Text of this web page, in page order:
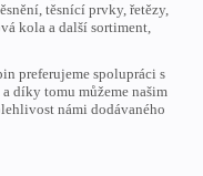
těsnící prvky, řetězy,
kola a další sortiment,
preferujeme spolupráci s
díky tomu můžeme našim
námi dodávaného